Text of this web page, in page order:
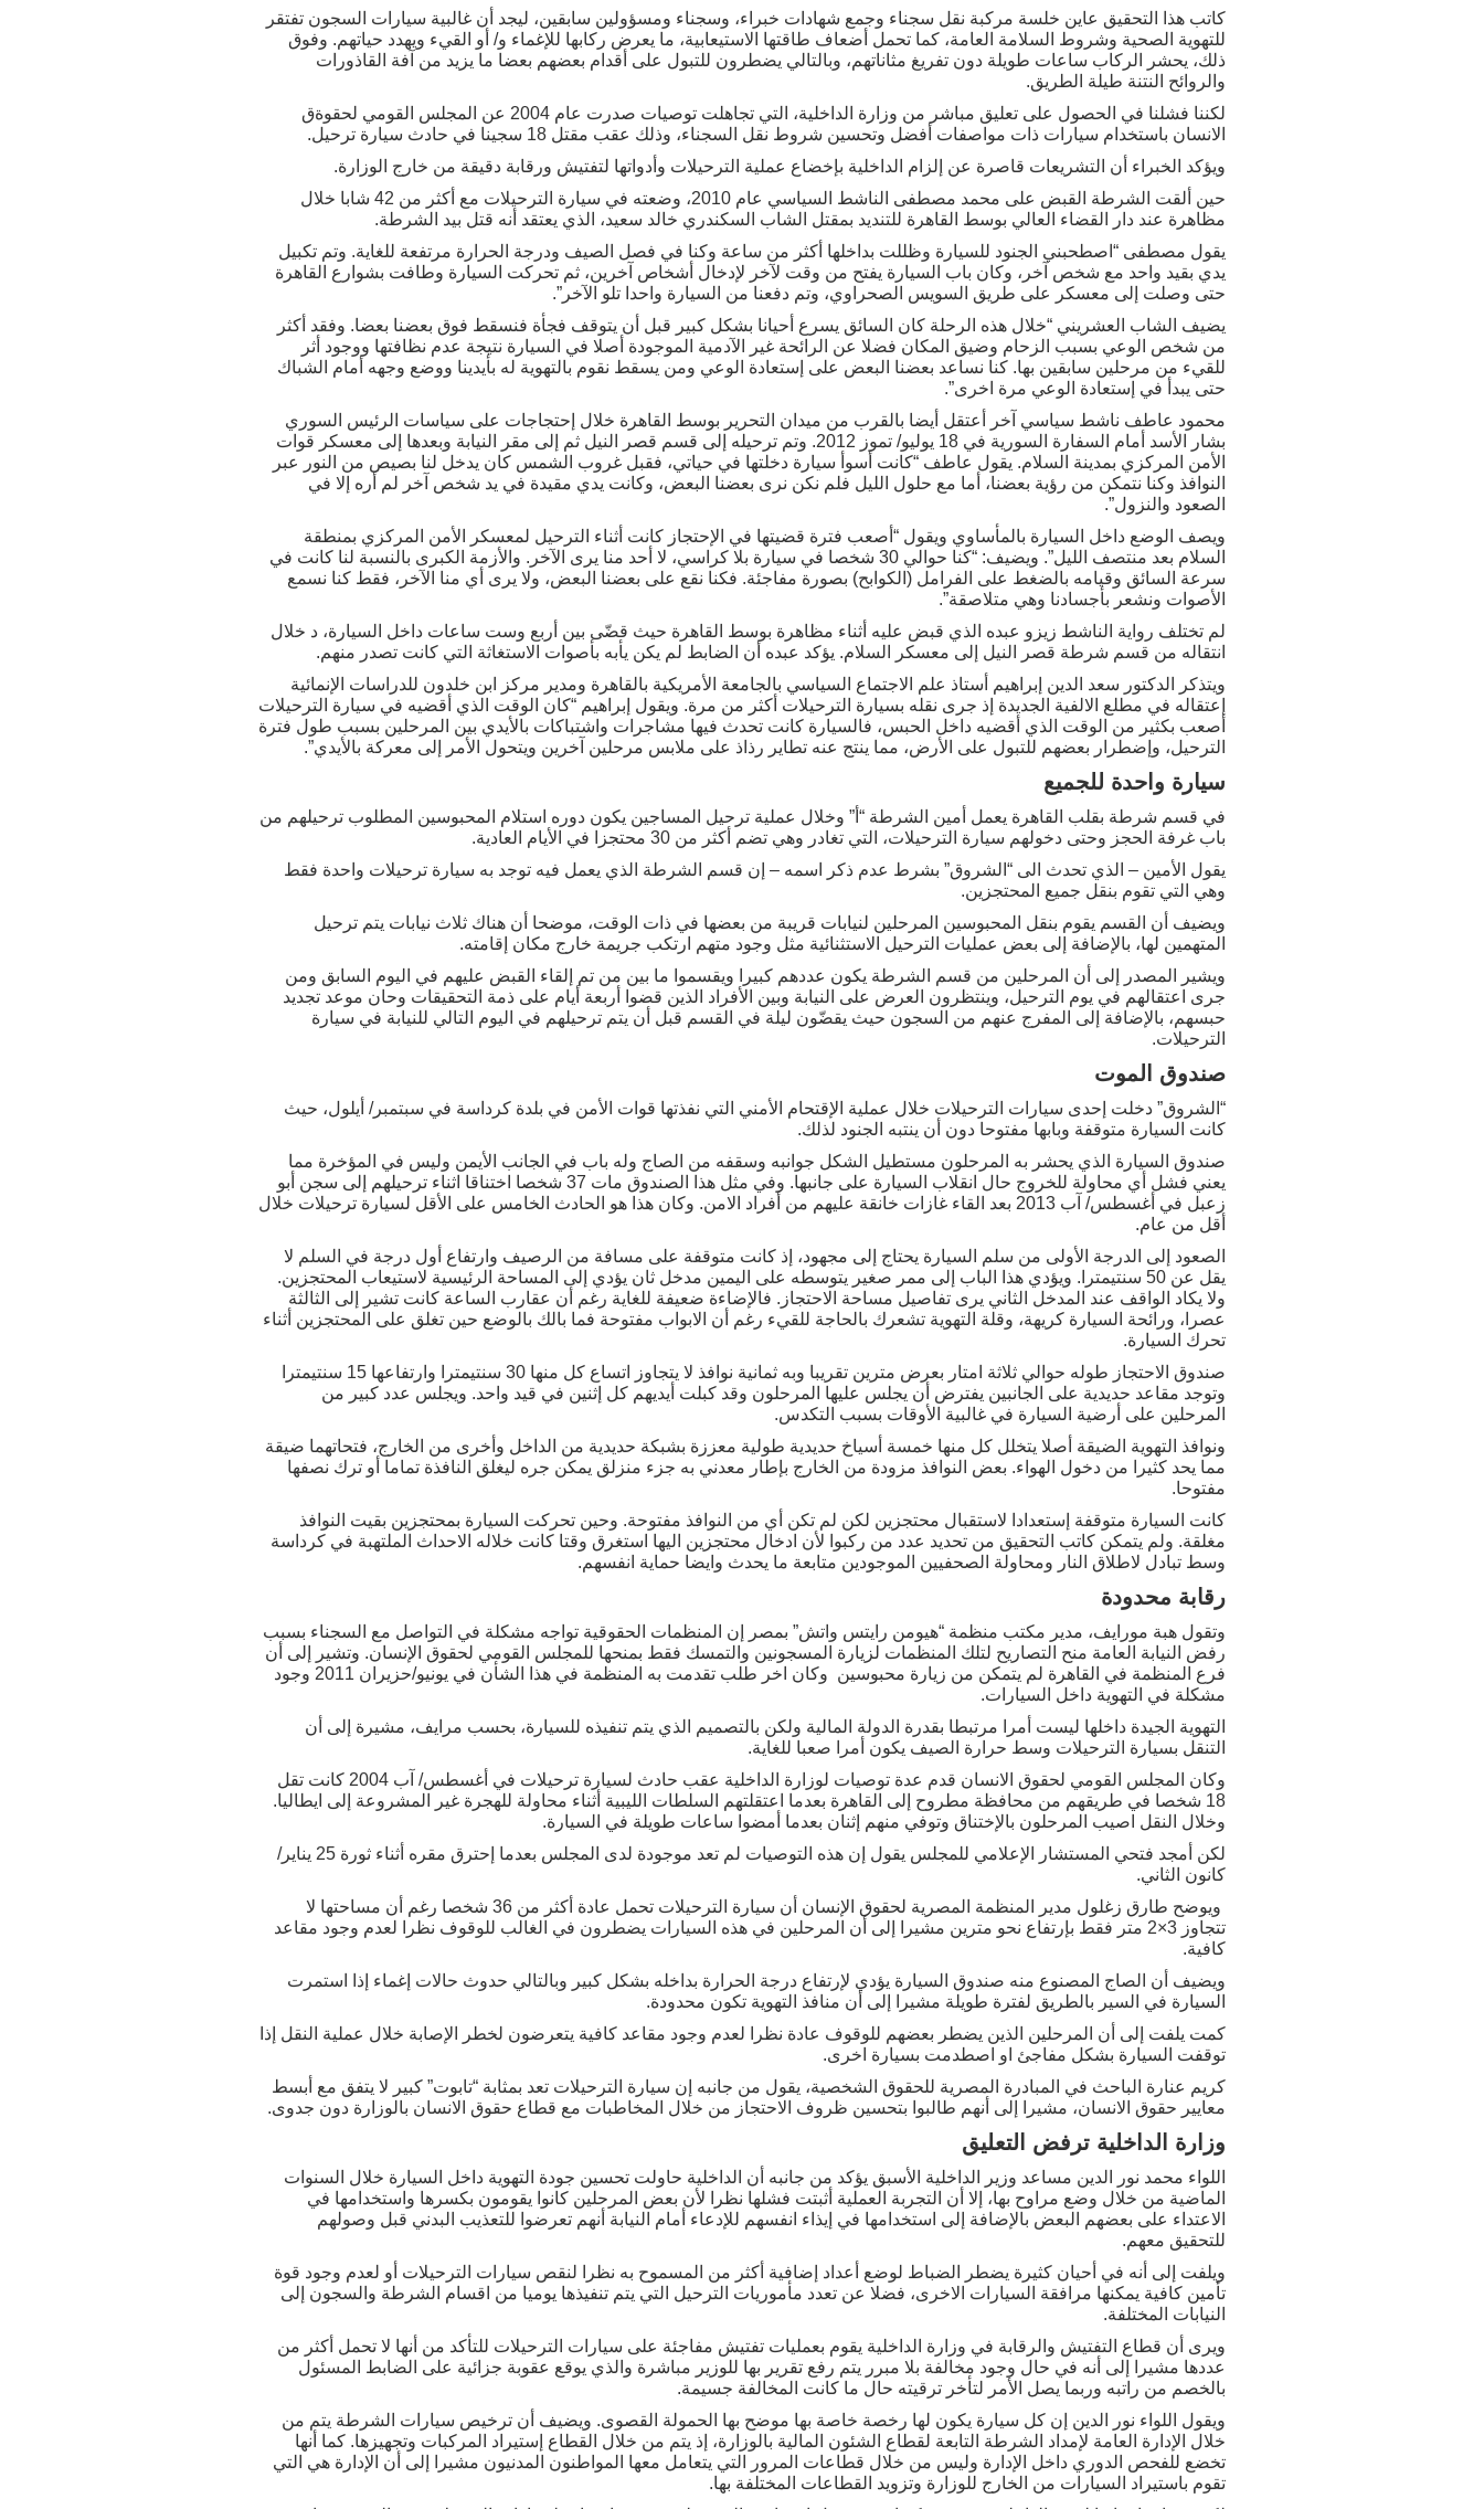
كاتب هذا التحقيق عاين خلسة مركبة نقل سجناء وجمع شهادات خبراء، وسجناء ومسؤولين سابقين، ليجد أن غالبية سيارات السجون تفتقر
للتهوية الصحية وشروط السلامة العامة، كما تحمل أضعاف طاقتها الاستيعابية، ما يعرض ركابها للإغماء و/ أو القيء ويهدد حياتهم. وفوق
ذلك، يحشر الركاب ساعات طويلة دون تفريغ مثاناتهم، وبالتالي يضطرون للتبول على أقدام بعضهم بعضا ما يزيد من آفة القاذورات
والروائح النتنة طيلة الطريق.
لكننا فشلنا في الحصول على تعليق مباشر من وزارة الداخلية، التي تجاهلت توصيات صدرت عام 2004 عن المجلس القومي لحقوةق
الانسان باستخدام سيارات ذات مواصفات أفضل وتحسين شروط نقل السجناء، وذلك عقب مقتل 18 سجينا في حادث سيارة ترحيل.
ويؤكد الخبراء أن التشريعات قاصرة عن إلزام الداخلية بإخضاع عملية الترحيلات وأدواتها لتفتيش ورقابة دقيقة من خارج الوزارة.
حين ألقت الشرطة القبض على محمد مصطفى الناشط السياسي عام 2010، وضعته في سيارة الترحيلات مع أكثر من 42 شابا خلال
مظاهرة عند دار القضاء العالي بوسط القاهرة للتنديد بمقتل الشاب السكندري خالد سعيد، الذي يعتقد أنه قتل بيد الشرطة.
يقول مصطفى “اصطحبني الجنود للسيارة وظللت بداخلها أكثر من ساعة وكنا في فصل الصيف ودرجة الحرارة مرتفعة للغاية. وتم تكبيل
يدي بقيد واحد مع شخص آخر، وكان باب السيارة يفتح من وقت لآخر لإدخال أشخاص آخرين، ثم تحركت السيارة وطافت بشوارع القاهرة
حتى وصلت إلى معسكر على طريق السويس الصحراوي، وتم دفعنا من السيارة واحدا تلو الآخر”.
يضيف الشاب العشريني “خلال هذه الرحلة كان السائق يسرع أحيانا بشكل كبير قبل أن يتوقف فجأة فنسقط فوق بعضنا بعضا. وفقد أكثر
من شخص الوعي بسبب الزحام وضيق المكان فضلا عن الرائحة غير الآدمية الموجودة أصلا في السيارة نتيجة عدم نظافتها ووجود أثر
للقيء من مرحلين سابقين بها. كنا نساعد بعضنا البعض على إستعادة الوعي ومن يسقط نقوم بالتهوية له بأيدينا ووضع وجهه أمام الشباك
حتى يبدأ في إستعادة الوعي مرة اخرى”.
محمود عاطف ناشط سياسي آخر أعتقل أيضا بالقرب من ميدان التحرير بوسط القاهرة خلال إحتجاجات على سياسات الرئيس السوري
بشار الأسد أمام السفارة السورية في 18 يوليو/ تموز 2012. وتم ترحيله إلى قسم قصر النيل ثم إلى مقر النيابة وبعدها إلى معسكر قوات
الأمن المركزي بمدينة السلام. يقول عاطف “كانت أسوأ سيارة دخلتها في حياتي، فقبل غروب الشمس كان يدخل لنا بصيص من النور عبر
النوافذ وكنا نتمكن من رؤية بعضنا، أما مع حلول الليل فلم نكن نرى بعضنا البعض، وكانت يدي مقيدة في يد شخص آخر لم أره إلا في
الصعود والنزول”.
ويصف الوضع داخل السيارة بالمأساوي ويقول “أصعب فترة قضيتها في الإحتجاز كانت أثناء الترحيل لمعسكر الأمن المركزي بمنطقة
السلام بعد منتصف الليل”. ويضيف: “كنا حوالي 30 شخصا في سيارة بلا كراسي، لا أحد منا يرى الآخر. والأزمة الكبرى بالنسبة لنا كانت في
سرعة السائق وقيامه بالضغط على الفرامل (الكوابح) بصورة مفاجئة. فكنا نقع على بعضنا البعض، ولا يرى أي منا الآخر، فقط كنا نسمع
الأصوات ونشعر بأجسادنا وهي متلاصقة”.
لم تختلف رواية الناشط زيزو عبده الذي قبض عليه أثناء مظاهرة بوسط القاهرة حيث قضّى بين أربع وست ساعات داخل السيارة، د خلال
انتقاله من قسم شرطة قصر النيل إلى معسكر السلام. يؤكد عبده أن الضابط لم يكن يأبه بأصوات الاستغاثة التي كانت تصدر منهم.
ويتذكر الدكتور سعد الدين إبراهيم أستاذ علم الاجتماع السياسي بالجامعة الأمريكية بالقاهرة ومدير مركز ابن خلدون للدراسات الإنمائية
إعتقاله في مطلع الالفية الجديدة إذ جرى نقله بسيارة الترحيلات أكثر من مرة. ويقول إبراهيم “كان الوقت الذي أقضيه في سيارة الترحيلات
أصعب بكثير من الوقت الذي أقضيه داخل الحبس، فالسيارة كانت تحدث فيها مشاجرات واشتباكات بالأيدي بين المرحلين بسبب طول فترة
الترحيل، وإضطرار بعضهم للتبول على الأرض، مما ينتج عنه تطاير رذاذ على ملابس مرحلين آخرين ويتحول الأمر إلى معركة بالأيدي”.
سيارة واحدة للجميع
في قسم شرطة بقلب القاهرة يعمل أمين الشرطة “أ” وخلال عملية ترحيل المساجين يكون دوره استلام المحبوسين المطلوب ترحيلهم من
باب غرفة الحجز وحتى دخولهم سيارة الترحيلات، التي تغادر وهي تضم أكثر من 30 محتجزا في الأيام العادية.
يقول الأمين – الذي تحدث الى “الشروق” بشرط عدم ذكر اسمه – إن قسم الشرطة الذي يعمل فيه توجد به سيارة ترحيلات واحدة فقط
وهي التي تقوم بنقل جميع المحتجزين.
ويضيف أن القسم يقوم بنقل المحبوسين المرحلين لنيابات قريبة من بعضها في ذات الوقت، موضحا أن هناك ثلاث نيابات يتم ترحيل
المتهمين لها، بالإضافة إلى بعض عمليات الترحيل الاستثنائية مثل وجود متهم ارتكب جريمة خارج مكان إقامته.
ويشير المصدر إلى أن المرحلين من قسم الشرطة يكون عددهم كبيرا ويقسموا ما بين من تم إلقاء القبض عليهم في اليوم السابق ومن
جرى اعتقالهم في يوم الترحيل، وينتظرون العرض على النيابة وبين الأفراد الذين قضوا أربعة أيام على ذمة التحقيقات وحان موعد تجديد
حبسهم، بالإضافة إلى المفرج عنهم من السجون حيث يقضّون ليلة في القسم قبل أن يتم ترحيلهم في اليوم التالي للنيابة في سيارة
الترحيلات.
صندوق الموت
“الشروق” دخلت إحدى سيارات الترحيلات خلال عملية الإقتحام الأمني التي نفذتها قوات الأمن في بلدة كرداسة في سبتمبر/ أيلول، حيث
كانت السيارة متوقفة وبابها مفتوحا دون أن ينتبه الجنود لذلك.
صندوق السيارة الذي يحشر به المرحلون مستطيل الشكل جوانبه وسقفه من الصاج وله باب في الجانب الأيمن وليس في المؤخرة مما
يعني فشل أي محاولة للخروج حال انقلاب السيارة على جانبها. وفي مثل هذا الصندوق مات 37 شخصا اختناقا اثناء ترحيلهم إلى سجن أبو
زعبل في أغسطس/ آب 2013 بعد القاء غازات خانقة عليهم من أفراد الامن. وكان هذا هو الحادث الخامس على الأقل لسيارة ترحيلات خلال
أقل من عام.
الصعود إلى الدرجة الأولى من سلم السيارة يحتاج إلى مجهود، إذ كانت متوقفة على مسافة من الرصيف وارتفاع أول درجة في السلم لا
يقل عن 50 سنتيمترا. ويؤدي هذا الباب إلى ممر صغير يتوسطه على اليمين مدخل ثان يؤدي إلى المساحة الرئيسية لاستيعاب المحتجزين.
ولا يكاد الواقف عند المدخل الثاني يرى تفاصيل مساحة الاحتجاز. فالإضاءة ضعيفة للغاية رغم أن عقارب الساعة كانت تشير إلى الثالثة
عصرا، ورائحة السيارة كريهة، وقلة التهوية تشعرك بالحاجة للقيء رغم أن الابواب مفتوحة فما بالك بالوضع حين تغلق على المحتجزين أثناء
تحرك السيارة.
صندوق الاحتجاز طوله حوالي ثلاثة امتار بعرض مترين تقريبا وبه ثمانية نوافذ لا يتجاوز اتساع كل منها 30 سنتيمترا وارتفاعها 15 سنتيمترا
وتوجد مقاعد حديدية على الجانبين يفترض أن يجلس عليها المرحلون وقد كبلت أيديهم كل إثنين في قيد واحد. ويجلس عدد كبير من
المرحلين على أرضية السيارة في غالبية الأوقات بسبب التكدس.
ونوافذ التهوية الضيقة أصلا يتخلل كل منها خمسة أسياخ حديدية طولية معززة بشبكة حديدية من الداخل وأخرى من الخارج، فتحاتهما ضيقة
مما يحد كثيرا من دخول الهواء. بعض النوافذ مزودة من الخارج بإطار معدني به جزء منزلق يمكن جره ليغلق النافذة تماما أو ترك نصفها
مفتوحا.
كانت السيارة متوقفة إستعدادا لاستقبال محتجزين لكن لم تكن أي من النوافذ مفتوحة. وحين تحركت السيارة بمحتجزين بقيت النوافذ
مغلقة. ولم يتمكن كاتب التحقيق من تحديد عدد من ركبوا لأن ادخال محتجزين اليها استغرق وقتا كانت خلاله الاحداث الملتهبة في كرداسة
وسط تبادل لاطلاق النار ومحاولة الصحفيين الموجودين متابعة ما يحدث وايضا حماية انفسهم.
رقابة محدودة
وتقول هبة مورايف، مدير مكتب منظمة “هيومن رايتس واتش” بمصر إن المنظمات الحقوقية تواجه مشكلة في التواصل مع السجناء بسبب
رفض النيابة العامة منح التصاريح لتلك المنظمات لزيارة المسجونين والتمسك فقط بمنحها للمجلس القومي لحقوق الإنسان. وتشير إلى أن
فرع المنظمة في القاهرة لم يتمكن من زيارة محبوسين وكان اخر طلب تقدمت به المنظمة في هذا الشأن في يونيو/حزيران 2011 وجود
مشكلة في التهوية داخل السيارات.
التهوية الجيدة داخلها ليست أمرا مرتبطا بقدرة الدولة المالية ولكن بالتصميم الذي يتم تنفيذه للسيارة، بحسب مرايف، مشيرة إلى أن
التنقل بسيارة الترحيلات وسط حرارة الصيف يكون أمرا صعبا للغاية.
وكان المجلس القومي لحقوق الانسان قدم عدة توصيات لوزارة الداخلية عقب حادث لسيارة ترحيلات في أغسطس/ آب 2004 كانت تقل
18 شخصا في طريقهم من محافظة مطروح إلى القاهرة بعدما اعتقلتهم السلطات الليبية أثناء محاولة للهجرة غير المشروعة إلى ايطاليا.
وخلال النقل اصيب المرحلون بالإختناق وتوفي منهم إثنان بعدما أمضوا ساعات طويلة في السيارة.
لكن أمجد فتحي المستشار الإعلامي للمجلس يقول إن هذه التوصيات لم تعد موجودة لدى المجلس بعدما إحترق مقره أثناء ثورة 25 يناير/
كانون الثاني.
ويوضح طارق زغلول مدير المنظمة المصرية لحقوق الإنسان أن سيارة الترحيلات تحمل عادة أكثر من 36 شخصا رغم أن مساحتها لا
تتجاوز 3×2 متر فقط بإرتفاع نحو مترين مشيرا إلى أن المرحلين في هذه السيارات يضطرون في الغالب للوقوف نظرا لعدم وجود مقاعد
كافية.
ويضيف أن الصاج المصنوع منه صندوق السيارة يؤدي لإرتفاع درجة الحرارة بداخله بشكل كبير وبالتالي حدوث حالات إغماء إذا استمرت
السيارة في السير بالطريق لفترة طويلة مشيرا إلى أن منافذ التهوية تكون محدودة.
كمت يلفت إلى أن المرحلين الذين يضطر بعضهم للوقوف عادة نظرا لعدم وجود مقاعد كافية يتعرضون لخطر الإصابة خلال عملية النقل إذا
توقفت السيارة بشكل مفاجئ او اصطدمت بسيارة اخرى.
كريم عنارة الباحث في المبادرة المصرية للحقوق الشخصية، يقول من جانبه إن سيارة الترحيلات تعد بمثابة “تابوت” كبير لا يتفق مع أبسط
معايير حقوق الانسان، مشيرا إلى أنهم طالبوا بتحسين ظروف الاحتجاز من خلال المخاطبات مع قطاع حقوق الانسان بالوزارة دون جدوى.
وزارة الداخلية ترفض التعليق
اللواء محمد نور الدين مساعد وزير الداخلية الأسبق يؤكد من جانبه أن الداخلية حاولت تحسين جودة التهوية داخل السيارة خلال السنوات
الماضية من خلال وضع مراوح بها، إلا أن التجربة العملية أثبتت فشلها نظرا لأن بعض المرحلين كانوا يقومون بكسرها واستخدامها في
الاعتداء على بعضهم البعض بالإضافة إلى استخدامها في إيذاء انفسهم للإدعاء أمام النيابة أنهم تعرضوا للتعذيب البدني قبل وصولهم
للتحقيق معهم.
ويلفت إلى أنه في أحيان كثيرة يضطر الضباط لوضع أعداد إضافية أكثر من المسموح به نظرا لنقص سيارات الترحيلات أو لعدم وجود قوة
تأمين كافية يمكنها مرافقة السيارات الاخرى، فضلا عن تعدد مأموريات الترحيل التي يتم تنفيذها يوميا من اقسام الشرطة والسجون إلى
النيابات المختلفة.
ويرى أن قطاع التفتيش والرقابة في وزارة الداخلية يقوم بعمليات تفتيش مفاجئة على سيارات الترحيلات للتأكد من أنها لا تحمل أكثر من
عددها مشيرا إلى أنه في حال وجود مخالفة بلا مبرر يتم رفع تقرير بها للوزير مباشرة والذي يوقع عقوبة جزائية على الضابط المسئول
بالخصم من راتبه وربما يصل الأمر لتأخر ترقيته حال ما كانت المخالفة جسيمة.
ويقول اللواء نور الدين إن كل سيارة يكون لها رخصة خاصة بها موضح بها الحمولة القصوى. ويضيف أن ترخيص سيارات الشرطة يتم من
خلال الإدارة العامة لإمداد الشرطة التابعة لقطاع الشئون المالية بالوزارة، إذ يتم من خلال القطاع إستيراد المركبات وتجهيزها. كما أنها
تخضع للفحص الدوري داخل الإدارة وليس من خلال قطاعات المرور التي يتعامل معها المواطنون المدنيون مشيرا إلى أن الإدارة هي التي
تقوم باستيراد السيارات من الخارج للوزارة وتزويد القطاعات المختلفة بها.